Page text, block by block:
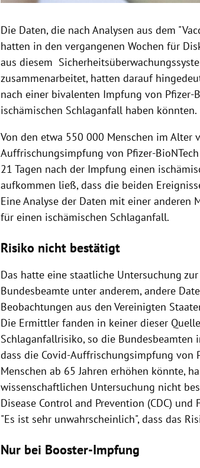
Die Daten, die nach Analysen aus dem
hatten in den vergangenen Wochen für
aus diesem
zusammenarbeitet, hatten darauf
nach einer bivalenten Impfung von Pfizer-
ischämischen Schlaganfall haben könnten.
Von den etwa 550 000 Menschen im Alter
Auffrischungsimpfung von Pfizer-
21 Tagen nach der Impfung einen
aufkommen ließ, dass die beiden
Eine Analyse der Daten mit einer anderen
für einen ischämischen Schlaganfall.
Risiko nicht bestätigt
Das hatte eine staatliche Untersuchung
Bundesbeamte unter anderem, andere
Beobachtungen aus den Vereinigten
Die Ermittler fanden in keiner dieser
Schlaganfallrisiko, so die Bundesbeamten
dass die Covid-Auffrischungsimpfung von
Menschen ab 65 Jahren erhöhen könnte,
wissenschaftlichen Untersuchung nicht
Disease Control and Prevention (CDC)
"Es ist sehr unwahrscheinlich", dass das
Nur bei Booster-Impfung